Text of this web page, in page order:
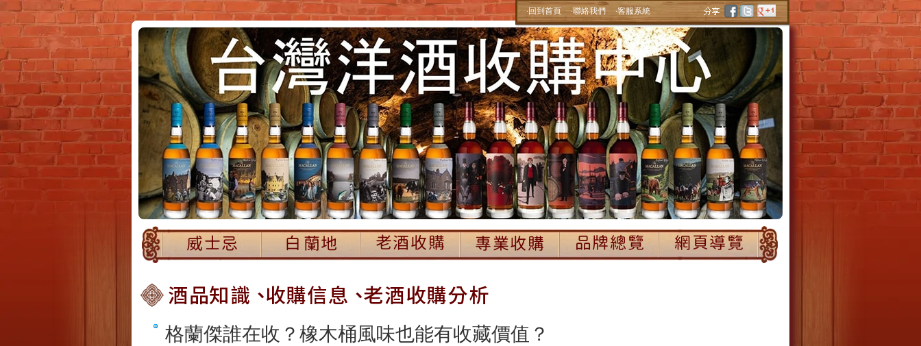
‧回到首頁 ‧聯絡我們 ‧客服系統
格蘭傑誰在收？橡木桶風味也能有收藏價值？